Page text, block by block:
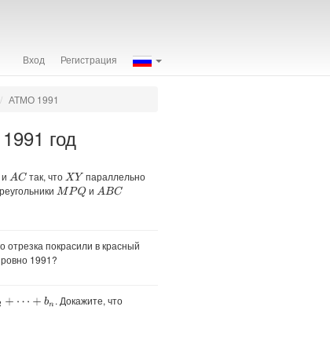
Вход Регистрация
АТМО 1991
год
AC так, чтоXY параллельно
MPQ и ABC
покрасили в красный
1991?
. Докажите, что